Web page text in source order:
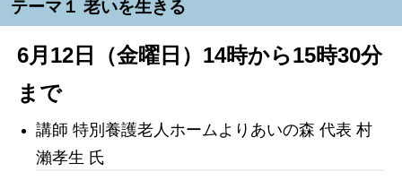
テーマ１ 老いを生きる
6月12日（金曜日）14時から15時30分
まで
講師 特別養護老人ホームよりあいの森 代表 村
瀨孝生 氏